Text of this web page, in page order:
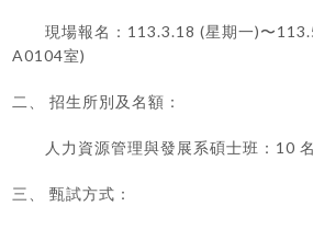
現場報名：113.3.18 (星期一)〜
A0104室)
二、 招生所別及名額：
人力資源管理與發展系碩士班：10 名
三、 甄試方式：